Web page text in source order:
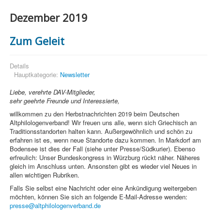
Dezember 2019
Zum Geleit
Details
Hauptkategorie: Newsletter
Liebe, verehrte DAV-Mitglieder,
sehr geehrte Freunde und Interessierte,
willkommen zu den Herbstnachrichten 2019 beim Deutschen
Altphilologenverband! Wir freuen uns alle, wenn sich Griechisch an
Traditionsstandorten halten kann. Außergewöhnlich und schön zu
erfahren ist es, wenn neue Standorte dazu kommen. In Markdorf am
Bodensee ist dies der Fall (siehe unter Presse/Südkurier). Ebenso
erfreulich: Unser Bundeskongress in Würzburg rückt näher. Näheres
gleich im Anschluss unten. Ansonsten gibt es wieder viel Neues in
allen wichtigen Rubriken.
Falls Sie selbst eine Nachricht oder eine Ankündigung weitergeben
möchten, können Sie sich an folgende E-Mail-Adresse wenden:
presse@altphilologenverband.de